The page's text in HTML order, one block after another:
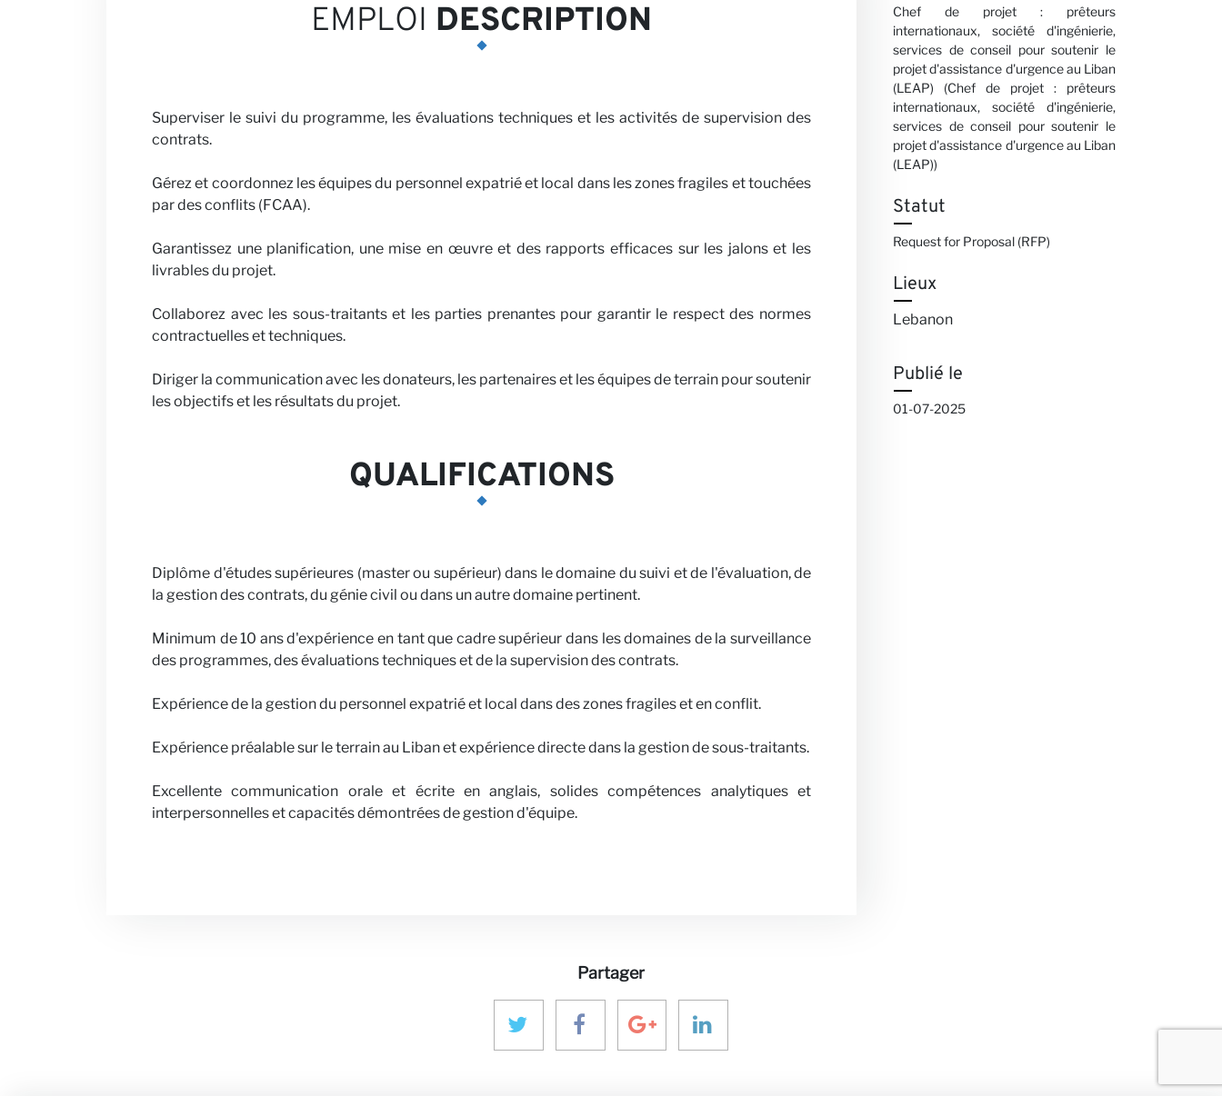
Carrières
Partenaires avec nous
Actualités
EMPLOI DESCRIPTION
Superviser le suivi du programme, les évaluations techniques et les activités de supervision des
contrats.
Gérez et coordonnez les équipes du personnel expatrié et local dans les zones fragiles et touchées
par des conflits (FCAA).
Garantissez une planification, une mise en œuvre et des rapports efficaces sur les jalons et les
livrables du projet.
Collaborez avec les sous-traitants et les parties prenantes pour garantir le respect des normes
contractuelles et techniques.
Diriger la communication avec les donateurs, les partenaires et les équipes de terrain pour soutenir
les objectifs et les résultats du projet.
QUALIFICATIONS
Diplôme d'études supérieures (master ou supérieur) dans le domaine du suivi et de l'évaluation, de
la gestion des contrats, du génie civil ou dans un autre domaine pertinent.
Minimum de 10 ans d'expérience en tant que cadre supérieur dans les domaines de la surveillance
des programmes, des évaluations techniques et de la supervision des contrats.
Expérience de la gestion du personnel expatrié et local dans des zones fragiles et en conflit.
Expérience préalable sur le terrain au Liban et expérience directe dans la gestion de sous-traitants.
Excellente communication orale et écrite en anglais, solides compétences analytiques et
interpersonnelles et capacités démontrées de gestion d'équipe.
Chef de projet : prêteurs
internationaux, société d'ingénierie,
services de conseil pour soutenir le
projet d'assistance d'urgence au Liban
(LEAP) (Chef de projet : prêteurs
internationaux, société d'ingénierie,
services de conseil pour soutenir le
projet d'assistance d'urgence au Liban
(LEAP))
Statut
Request for Proposal (RFP)
Lieux
Lebanon
Publié le
01-07-2025
Partager